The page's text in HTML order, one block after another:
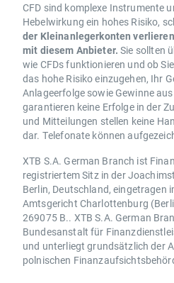
CFD sind komplexe Instrumente
Hebelwirkung ein hohes Risiko,
der Kleinanlegerkonten
mit diesem Anbieter. Sie sollten
wie CFDs funktionieren und ob
das hohe Risiko einzugehen, Ihr
Anlageerfolge sowie Gewinne
garantieren keine Erfolge in der
und Mitteilungen stellen keine
dar. Telefonate können
XTB S.A. German Branch ist
registriertem Sitz in der
Berlin, Deutschland, eingetragen
Amtsgericht Charlottenburg
269075 B.. XTB S.A. German
Bundesanstalt für
und unterliegt grundsätzlich der
polnischen